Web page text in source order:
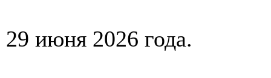
29 июня 2026 года.